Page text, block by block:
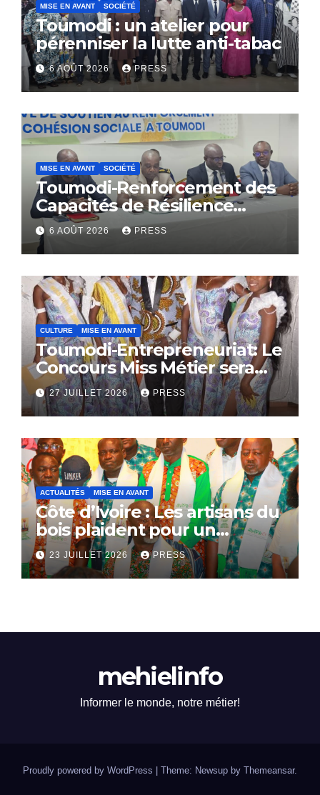
MISE EN AVANT SOCIÉTÉ
Toumodi : un atelier pour
pérenniser la lutte anti-tabac
6 AOÛT 2026 PRESS
MISE EN AVANT SOCIÉTÉ
Toumodi-Renforcement des
Capacités de Résilience
Communautaire
6 AOÛT 2026 PRESS
CULTURE MISE EN AVANT
Toumodi-Entrepreneuriat: Le
Concours Miss Métier sera
bientôt lance.
27 JUILLET 2026 PRESS
ACTUALITÉS MISE EN AVANT
Côte d’Ivoire : Les artisans du
bois plaident pour un
dialogue national
23 JUILLET 2026 PRESS
mehielinfo
Informer le monde, notre métier!
Proudly powered by WordPress Theme: Newsup by Themeansar.